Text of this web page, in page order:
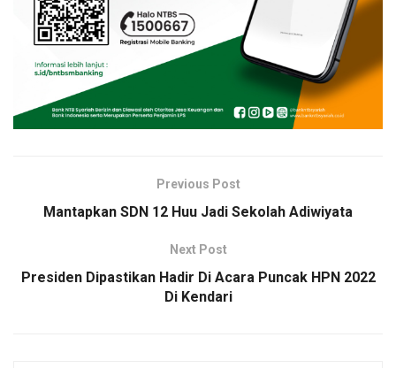
Previous Post
Mantapkan SDN 12 Huu Jadi Sekolah Adiwiyata
Next Post
Presiden Dipastikan Hadir Di Acara Puncak HPN 2022
Di Kendari